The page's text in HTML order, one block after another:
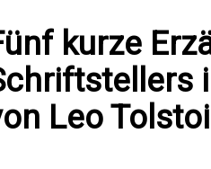
kurze
Leo Tolstoi